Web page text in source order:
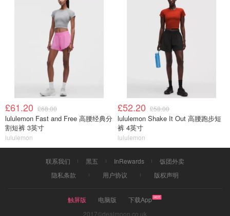
£61.20 £68.00
lululemon Fast and Free 高腰经典分
割短裤 3英寸
lululemon
£52.20 £58.00
lululemon Shake It Out 高腰跑步短
裤 4英寸
lululemon
联系我们 黑五 InRewards
饭团外卖
隐私条款
用户协议 版权声明
触屏版 电脑版
下载App
2017©dealmoon.co.uk